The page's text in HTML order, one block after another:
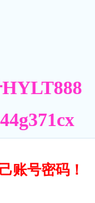
账号密码！